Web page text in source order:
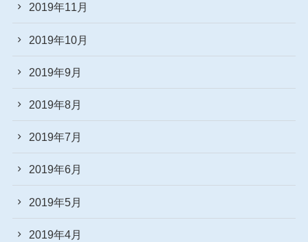
2019年11月
2019年10月
2019年9月
2019年8月
2019年7月
2019年6月
2019年5月
2019年4月